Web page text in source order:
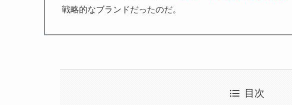
戦略的なブランドだったのだ。
目次